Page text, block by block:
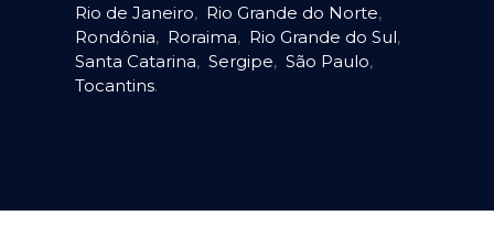
Rio de Janeiro, Rio Grande do Norte,
Rondônia, Roraima, Rio Grande do Sul,
Santa Catarina, Sergipe, São Paulo,
Tocantins.